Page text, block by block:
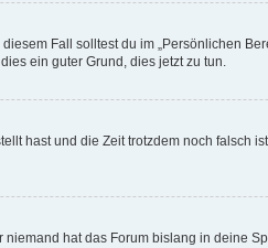
Fall solltest du im „Persönlichen
ein guter Grund, dies jetzt zu tun.
hast und die Zeit trotzdem noch
hat das Forum bislang in deine